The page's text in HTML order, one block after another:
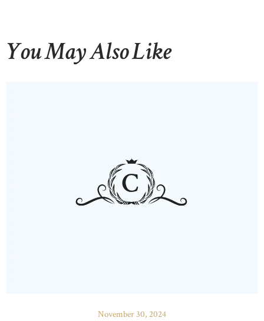
You May Also Like
November 30, 2024